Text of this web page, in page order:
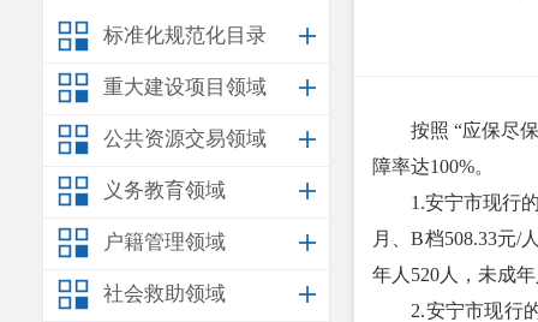
标准化规范化目录
重大建设项目领域
公共资源交易领域
义务教育领域
户籍管理领域
社会救助领域
按照 “应保尽保
障率达100%。
1.安宁市现行的
月、B档508.33元/
年人520人，未成
2.安宁市现行的